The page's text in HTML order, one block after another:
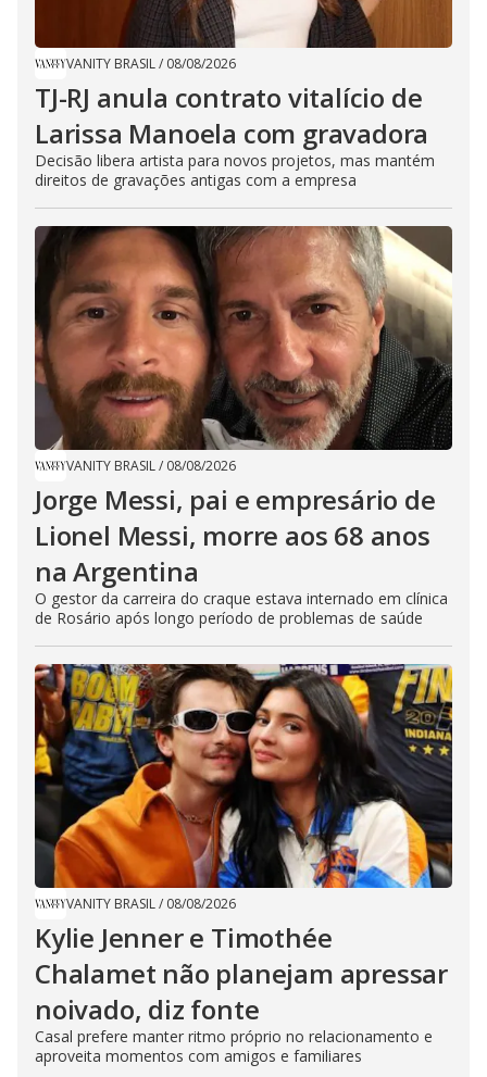
VANITY BRASIL/ 08/08/2026
TJ-RJ anula contrato vitalício de
Larissa Manoela com gravadora
Decisão libera artista para novos projetos, mas mantém
direitos de gravações antigas com a empresa
VANITY BRASIL/ 08/08/2026
Jorge Messi, pai e empresário de
Lionel Messi, morre aos 68 anos
na Argentina
O gestor da carreira do craque estava internado em clínica
de Rosário após longo período de problemas de saúde
VANITY BRASIL/ 08/08/2026
Kylie Jenner e Timothée
Chalamet não planejam apressar
noivado, diz fonte
Casal prefere manter ritmo próprio no relacionamento e
aproveita momentos com amigos e familiares